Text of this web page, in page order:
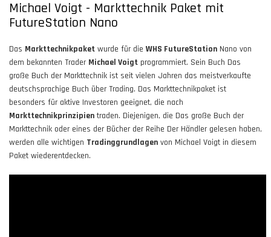
Michael Voigt - Markttechnik Paket mit
FutureStation Nano
Das Markttechnikpaket wurde für die WHS FutureStation Nano von
dem bekannten Trader Michael Voigt programmiert. Sein Buch Das
große Buch der Markttechnik ist seit vielen Jahren das meistverkaufte
deutschsprachige Buch über Trading. Das Markttechnikpaket ist
besonders für aktive Investoren geeignet, die nach
Markttechnikprinzipientraden. Diejenigen, die Das große Buch der
Markttechnik oder eines der Bücher der Reihe Der Händler gelesen haben,
werden alle wichtigen Tradinggrundlagen von Michael Voigt in diesem
Paket wiederentdecken.